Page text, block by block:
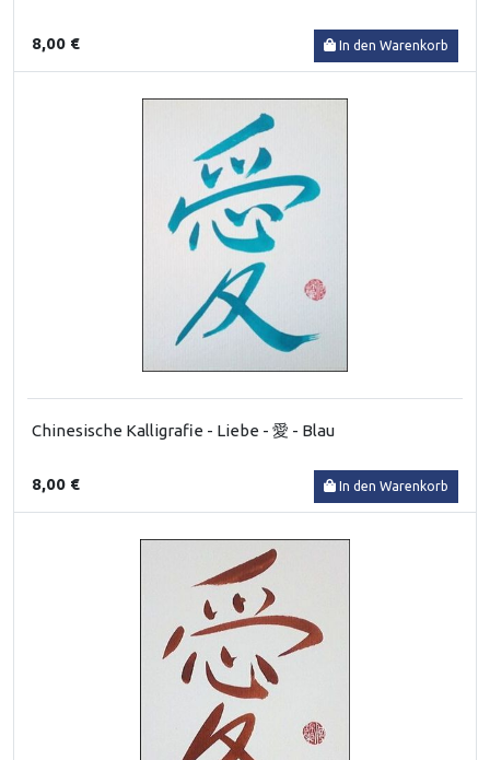
8,00 € In den Warenkorb
Chinesische Kalligrafie - Liebe - 愛 - Blau
8,00 € In den Warenkorb